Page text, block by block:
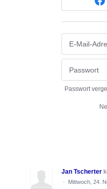
Passwort
Jan Tscherter
· Mittwoch, 24.